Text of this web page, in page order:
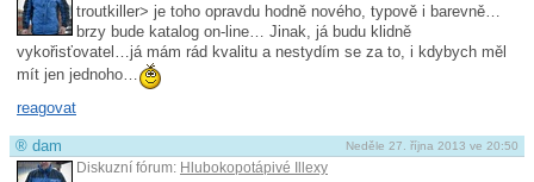
troutkiller> je toho opravdu hodně nového, typově i barevně…
brzy bude katalog on-line… Jinak, já budu klidně
vykořisťovatel…já mám rád kvalitu a nestydím se za to, i kdybych měl
mít jen jednoho…
reagovat
Neděle 27. října 2013 ve 20:50
® dam
Diskuzní fórum: Hlubokopotápivé Illexy